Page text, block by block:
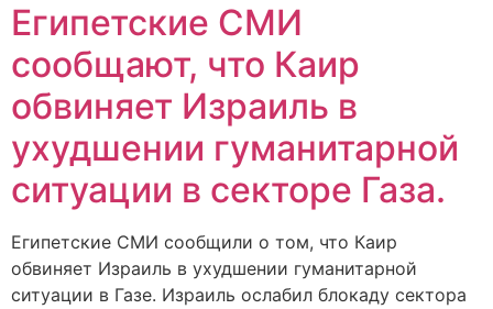
Египетские СМИ
сообщают, что Каир
обвиняет Израиль в
ухудшении гуманитарной
ситуации в секторе Газа.
Eгипетские СМИ сообщили о том, что Каир
обвиняет Израиль в ухудшении гуманитарной
ситуации в Газе. Израиль ослабил блокаду сектора